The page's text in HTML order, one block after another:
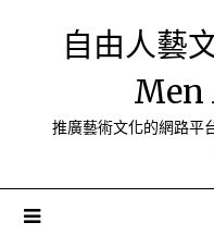
自由人藝
Men
推廣藝術文化的網路平